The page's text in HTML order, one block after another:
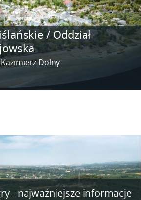
/ Oddział
Dolny
- najważniejsze informacje